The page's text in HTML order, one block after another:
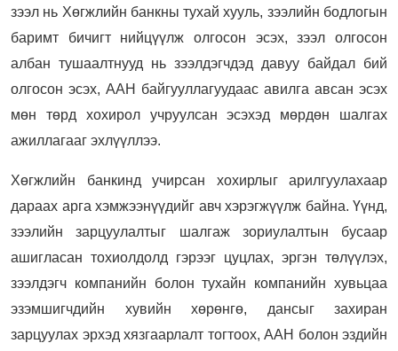
зээл нь Хөгжлийн банкны тухай хууль, зээлийн бодлогын
баримт бичигт нийцүүлж олгосон эсэх, зээл олгосон
албан тушаалтнууд нь зээлдэгчдэд давуу байдал бий
олгосон эсэх, ААН байгууллагуудаас авилга авсан эсэх
мөн төрд хохирол учруулсан эсэхэд мөрдөн шалгах
ажиллагааг эхлүүллээ.
Хөгжлийн банкинд учирсан хохирлыг арилгуулахаар
дараах арга хэмжээнүүдийг авч хэрэгжүүлж байна. Үүнд,
зээлийн зарцуулалтыг шалгаж зориулалтын бусаар
ашигласан тохиолдолд гэрээг цуцлах, эргэн төлүүлэх,
зээлдэгч компанийн болон тухайн компанийн хувьцаа
эзэмшигчдийн хувийн хөрөнгө, дансыг захиран
зарцуулах эрхэд хязгаарлалт тогтоох, ААН болон эздийн